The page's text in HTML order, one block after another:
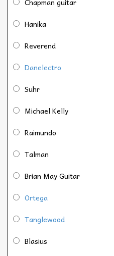
Hanika
Reverend
Danelectro
Suhr
Michael Kelly
Raimundo
Talman
Brian May Guitar
Ortega
Tanglewood
Blasius